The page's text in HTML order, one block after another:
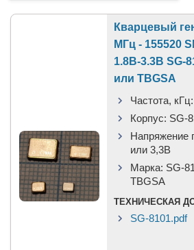
Кварцевый
МГц - 155520
1.8В-3.3В SG-
или TBGSA
Частота, кГц:
Корпус: SG-
Напряжение
или 3,3B
Марка: SG-
TBGSA
ТЕХНИЧЕСКАЯ
SG-8101.pdf